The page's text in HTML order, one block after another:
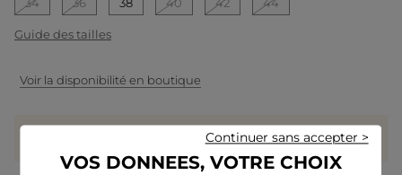
Guide des tailles
Voir la disponibilité en boutique
49 coeurs grâce à ce produit
Connectez-vous ou inscrivez-vous
VOS DONNEES, VOTRE CHOIX
Continuer sans accepter >